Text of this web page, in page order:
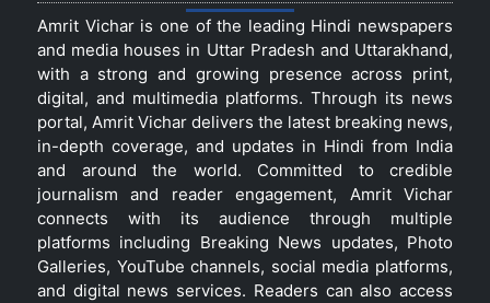
Amrit Vichar is one of the leading Hindi newspapers
and media houses in Uttar Pradesh and Uttarakhand,
with a strong and growing presence across print,
digital, and multimedia platforms. Through its news
portal, Amrit Vichar delivers the latest breaking news,
in-depth coverage, and updates in Hindi from India
and around the world. Committed to credible
journalism and reader engagement, Amrit Vichar
connects with its audience through multiple
platforms including Breaking News updates, Photo
Galleries, YouTube channels, social media platforms,
and digital news services. Readers can also access